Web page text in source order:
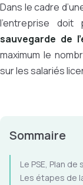
Dans le cadre
l’entreprise
sauvegarde de
maximum le
sur les salariés
Sommaire
Le PSE, Plan
Les étapes de